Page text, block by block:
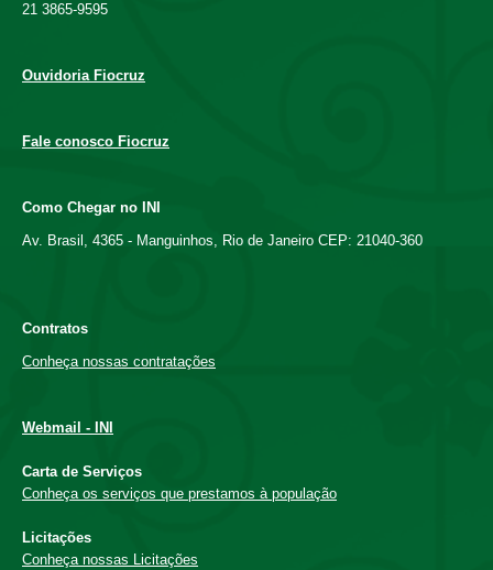
21 3865-9595
Ouvidoria Fiocruz
Fale conosco Fiocruz
Como Chegar no INI
Av. Brasil, 4365 - Manguinhos, Rio de Janeiro CEP: 21040-360
Contratos
Conheça nossas contratações
Webmail - INI
Carta de Serviços
Conheça os serviços que prestamos à população
Licitações
Conheça nossas Licitações